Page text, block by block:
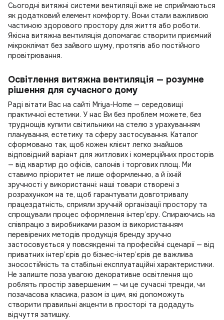
Сьогодні витяжні системи вентиляції вже не сприймаються
як додатковий елемент комфорту. Вони стали важливою
частиною здорового простору для життя або роботи.
Якісна витяжна вентиляція допомагає створити приємний
мікроклімат без зайвого шуму, протягів або постійного
провітрювання.
Освітлення витяжна вентиляція — розумне
рішення для сучасного дому
Раді вітати Вас на сайті Mriya-Home — середовищі
практичної естетики. У нас Ви без проблем можете, без
труднощів купити світильники на стелю з урахуванням
планування, естетику та сферу застосування. Каталог
сформовано так, щоб кожен клієнт легко знайшов
відповідний варіант для житлових і комерційних просторів
— від квартир до офісів, салонів і торгових площ. Ми
ставимо пріоритет не лише оформленню, а й їхній
зручності у використанні: наші товари створені з
розрахунком на те, щоб гарантувати довготривалу
працездатність, сприяли зручній організації простору та
спрощували процес оформлення інтер’єру. Спираючись на
співпрацю з виробниками разом із використанням
перевірених методів продукція бренду зручно
застосовується у повсякденні та професійні сценарії — від
приватних інтер’єрів до бізнес-інтер’єрів де важлива
зносостійкість та стабільні експлуатаційні характеристики.
Не залиште поза увагою декоративне освітлення що
роблять простір завершеним — чи це сучасні тренди, чи
позачасова класика, разом із цим, які допоможуть
створити правильні акценти в просторі та додадуть
відчуття затишку.